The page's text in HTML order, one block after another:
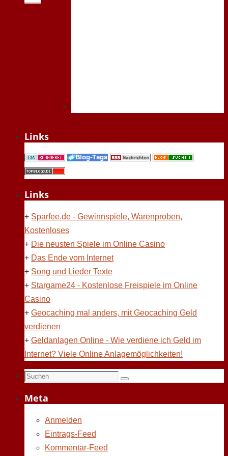
Links
Links
+ Sparfee.de - Gewinnspiele, Warenproben,
Kostenloses
+ Die neusten Spiele im Online Casino
+ Das Ende vom Internet
+ Song und Lieder Texte
+ Stargame24 - Kostenlose Freispiele im Online
Casino
+ Geocaching mal anders, mit Geocaching Geld
verdienen
+ Geldanlagen Online - Wie verdiene ich Geld im
Internet? Viele Online Anlagemöglichkeiten!
Suchen
Suchen
Meta
Anmelden
Eintrags-Feed
Kommentar-Feed